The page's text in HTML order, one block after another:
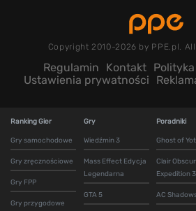
Copyright 2010-2026 by PPE.pl.
Regulamin Kontakt
Ustawienia prywatności
Ranking Gier
Gry samochodowe
Gry zręcznościowe
Gry FPP
Gry przygodowe
Gry
Wiedźmin 3
Mass Effect Edycja
Legendarna
GTA 5
Poradniki
Ghost of
Clair Obscur
Expedition
AC